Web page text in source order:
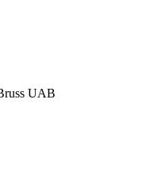
UAB